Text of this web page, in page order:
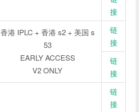
接
香港 IPLC + 香港 s2 + 美国 s
53
EARLY ACCESS
V2 ONLY
链
接
链
接
链
接